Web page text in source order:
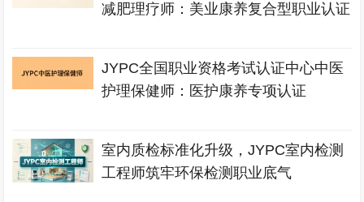
减肥理疗师：美业康养复合型职业认证
JYPC全国职业资格考试认证中心中医
护理保健师：医护康养专项认证
室内质检标准化升级，JYPC室内检测
工程师筑牢环保检测职业底气